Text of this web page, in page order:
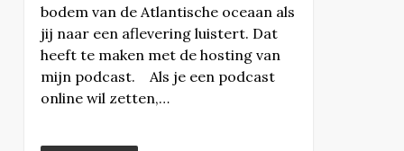
bodem van de Atlantische oceaan als
jij naar een aflevering luistert. Dat
heeft te maken met de hosting van
mijn podcast. Als je een podcast
online wil zetten,…